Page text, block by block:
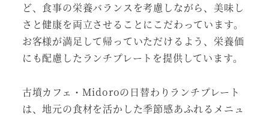
ど、食事の栄養バランスを考慮しながら、美味し
さと健康を両立させることにこだわっています。
お客様が満足して帰っていただけるよう、栄養価
にも配慮したランチプレートを提供しています。
古墳カフェ・Midoroの日替わりランチプレート
は、地元の食材を活かした季節感あふれるメニュ